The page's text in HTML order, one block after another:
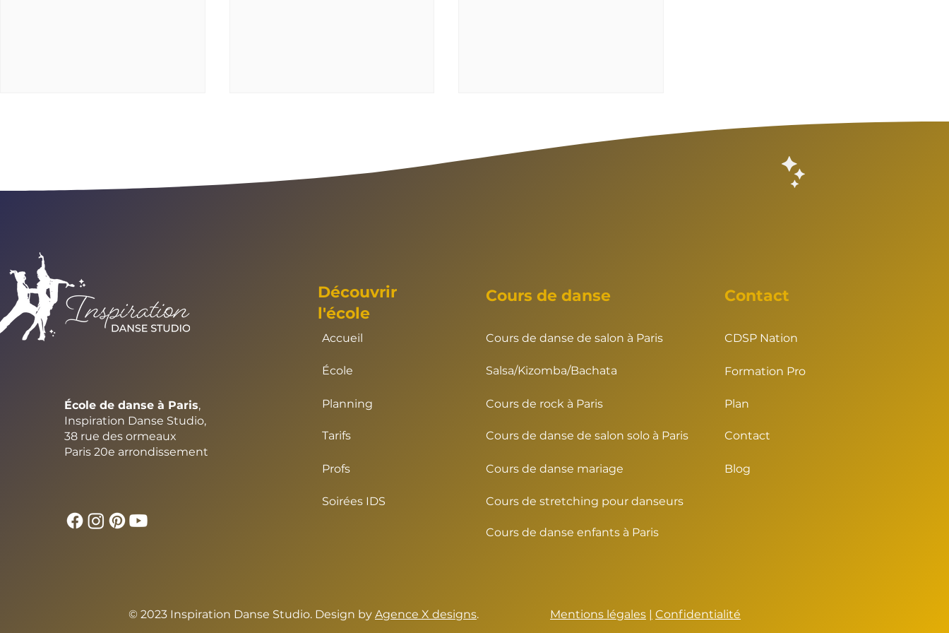
École de danse à Paris,
Inspiration Danse Studio,
38 rue des ormeaux
Paris 20e arrondissement
Découvrir
l'école
Accueil
École
Planning
Tarifs
Profs
Soirées IDS
Cours de danse
Cours de danse de salon à Paris
Salsa/Kizomba/Bachata
Cours de rock à Paris
Cours de danse de salon solo à Paris
Cours de danse mariage
Cours de stretching pour danseurs
Contact
CDSP Nation
Formation Pro
Plan
Contact
Blog
Cours de danse enfants à Paris
© 2023 Inspiration Danse Studio. Design by Agence X designs. Mentions légales | Confidentialité